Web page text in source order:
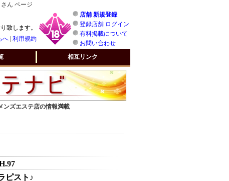
ん ページ
致します。
へ 利用規約
店舗 新規登録
登録店舗 ログイン
有料掲載について
お問い合わせ
相互リンク
ンズエステ店の情報満載
ピスト♪